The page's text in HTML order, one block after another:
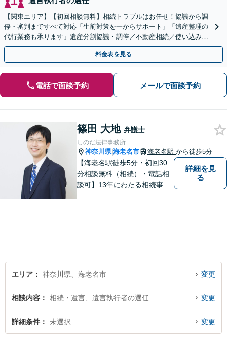
【関東エリア】【初回相談無料】相続トラブルはお任せ！協議から調
停・審判まですべて対応「生前対策を一からサポート」「遺産整理の
代行業務も承ります」遺産分割協議・調停／不動産相続／使い込み／
遺留分侵害額請求／相続放棄【完全個室】
料金表を見る
電話で面談予約 メールで面談予約
篠田 大地 弁護士
しのだ法律事務所
神奈川県|海老名市 海老名駅 から徒歩5分
【海老名駅徒歩5分・初回30
分相談無料（相続）・電話相
談可】13年にわたる相続事件
詳細を見
る
エリア 神奈川県、海老名市 変更
相談内容 相続・遺言、遺言執行者の選任 変更
詳細条件 未選択 変更